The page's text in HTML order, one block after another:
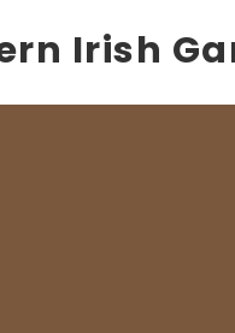
Irish